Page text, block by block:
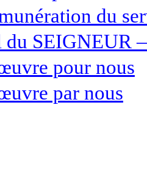
du
du SEIGNEUR
pour nous
par nous